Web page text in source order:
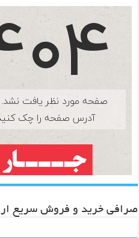
صرافی خرید و فروش سریع